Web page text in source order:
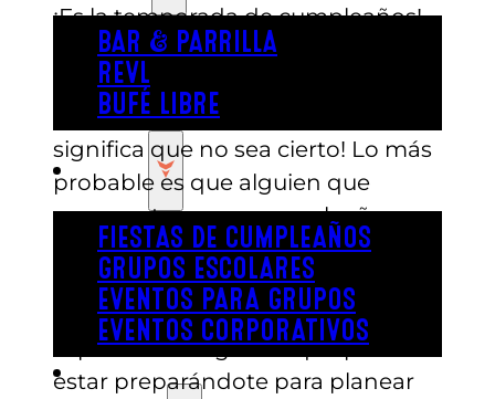
BAR & PARRILLA
REVL
BUFÉ LIBRE
FIESTA
FIESTAS DE CUMPLEAÑOS
GRUPOS ESCOLARES
EVENTOS PARA GRUPOS
EVENTOS CORPORATIVOS
REVL
¡Es la temporada de cumpleaños!
Claro, podrías decir eso
prácticamente CUALQUIER día del
año y tendrías razón… ¡pero eso no
significa que no sea cierto! Lo más
probable es que alguien que
conoces tenga un cumpleaños
pronto, y una cosa que siempre es
verdad es que la gente quiere
divertirse mucho en su día
especial. Eso significa que podrías
estar preparándote para planear